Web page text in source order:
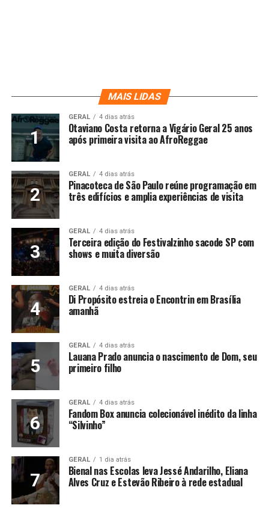
MAIS LIDAS
GERAL 4 dias atrás
Otaviano Costa retorna a Vigário Geral 25 anos
após primeira visita ao AfroReggae
GERAL 4 dias atrás
Pinacoteca de São Paulo reúne programação em
três edifícios e amplia experiências de visita
GERAL 4 dias atrás
Terceira edição do Festivalzinho sacode SP com
shows e muita diversão
GERAL 4 dias atrás
Di Propósito estreia o Encontrin em Brasília
amanhã
GERAL 4 dias atrás
Lauana Prado anuncia o nascimento de Dom, seu
primeiro filho
GERAL 4 dias atrás
Fandom Box anuncia colecionável inédito da linha
“Silvinho”
GERAL 1 dia atrás
Bienal nas Escolas leva Jessé Andarilho, Eliana
Alves Cruz e Estevão Ribeiro à rede estadual